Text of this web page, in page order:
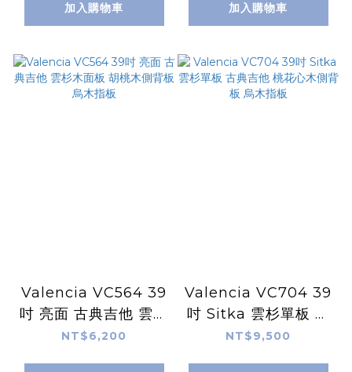
加入購物車 加入購物車
Valencia VC564 39
吋 亮面 古典吉他 雲杉
木面板 胡桃木側背板
NT$6,200
Valencia VC704 39
吋 Sitka 雲杉單板 古
典吉他 桃花心木側背
NT$9,500